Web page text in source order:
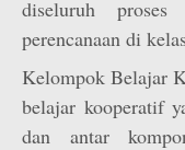
diseluruh
perencanaan di
Kelompok Belajar
belajar kooperatif
dan antar